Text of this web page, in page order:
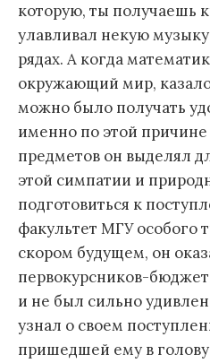
которую, ты получаешь
улавливал некую
рядах. А когда
окружающий мир,
можно было получать
именно по этой
предметов он выделял
этой симпатии и
подготовиться к
факультет МГУ особого
скором будущем, он
первокурсников-
и не был сильно
узнал о своем
пришедшей ему в